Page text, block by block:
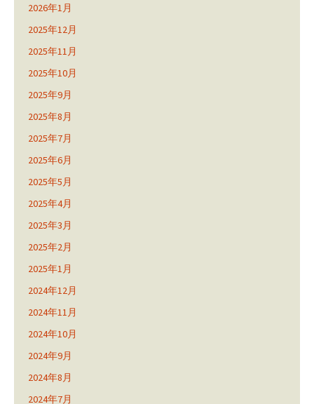
2026年1月
2025年12月
2025年11月
2025年10月
2025年9月
2025年8月
2025年7月
2025年6月
2025年5月
2025年4月
2025年3月
2025年2月
2025年1月
2024年12月
2024年11月
2024年10月
2024年9月
2024年8月
2024年7月